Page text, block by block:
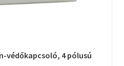
védőkapcsoló, 4 pólusú